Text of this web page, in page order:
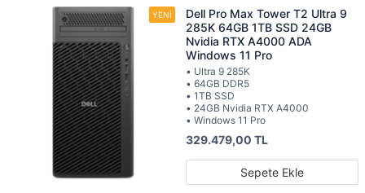
Dell Pro Max Tower T2 Ultra 9
285K 64GB 1TB SSD 24GB
Nvidia RTX A4000 ADA
Windows 11 Pro
• Ultra 9 285K
• 64GB DDR5
• 1TB SSD
• 24GB Nvidia RTX A4000
• Windows 11 Pro
329.479,00 TL
Sepete Ekle